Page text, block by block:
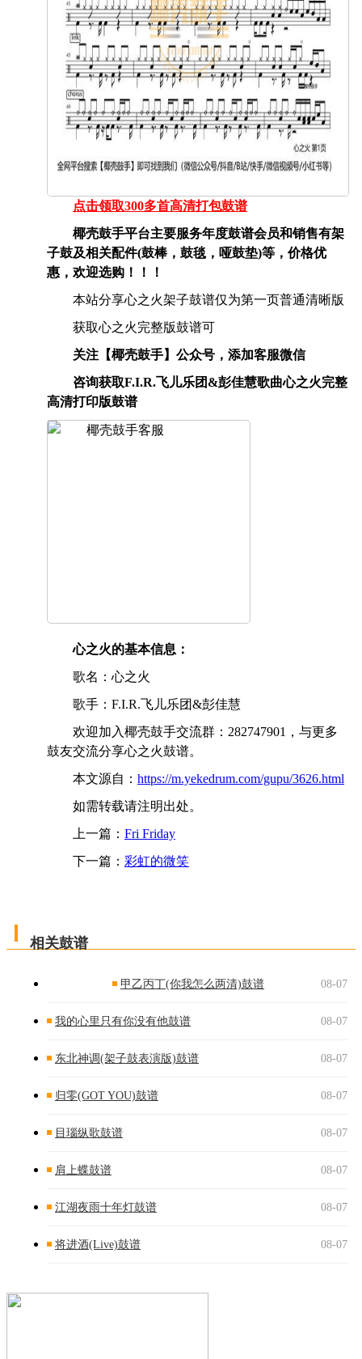
点击领取300多首高清打包鼓谱
椰壳鼓手平台主要服务年度鼓谱会员和销售有架
子鼓及相关配件(鼓棒，鼓毯，哑鼓垫)等，价格优
惠，欢迎选购！！！
本站分享心之火架子鼓谱仅为第一页普通清晰版
获取心之火完整版鼓谱可
关注【椰壳鼓手】公众号，添加客服微信
咨询获取F.I.R.飞儿乐团&彭佳慧歌曲心之火完整
高清打印版鼓谱
心之火的基本信息：
歌名：心之火
歌手：F.I.R.飞儿乐团&彭佳慧
欢迎加入椰壳鼓手交流群：282747901，与更多
鼓友交流分享心之火鼓谱。
本文源自： https://m.yekedrum.com/gupu/3626.html
如需转载请注明出处。
上一篇： Fri Friday
下一篇： 彩虹的微笑
相关鼓谱
甲乙丙丁(你我怎么两清)鼓谱 08-07
我的心里只有你没有他鼓谱 08-07
东北神调(架子鼓表演版)鼓谱 08-07
归零(GOT YOU)鼓谱 08-07
目瑙纵歌鼓谱 08-07
肩上蝶鼓谱 08-07
江湖夜雨十年灯鼓谱 08-07
将进酒(Live)鼓谱 08-07